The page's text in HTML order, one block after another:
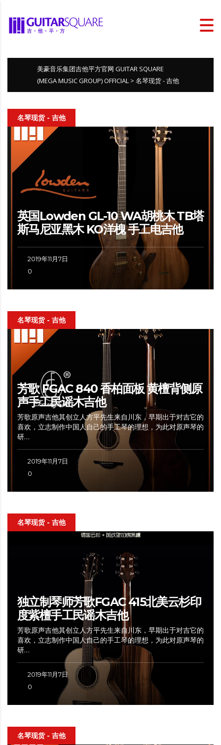
美豪音乐集团吉他平方官网 GUITAR SQUARE
(MEGA MUSIC GROUP) OFFICIAL > 名琴现货 - 吉他
名琴现货 - 吉他
英国Lowden GL-10 WA胡桃木 TB塔
斯马尼亚黑木 KO洋槐 手工电吉他
2019年11月7日
0
名琴现货 - 吉他
芳歌 FGAC 840 香柏面板 黄檀背侧原
声手工民谣木吉他
芳歌原声吉他其创立人方平先生来自川东，早期出于对吉它的
喜欢，立志制作中国人自己的手工琴的理想，为此对原声琴的
研…
2019年11月7日
0
名琴现货 - 吉他
独立制琴师芳歌FGAC 415北美云杉印
度紫檀手工民谣木吉他
芳歌原声吉他其创立人方平先生来自川东，早期出于对吉它的
喜欢，立志制作中国人自己的手工琴的理想，为此对原声琴的
研…
2019年11月7日
0
名琴现货 - 吉他